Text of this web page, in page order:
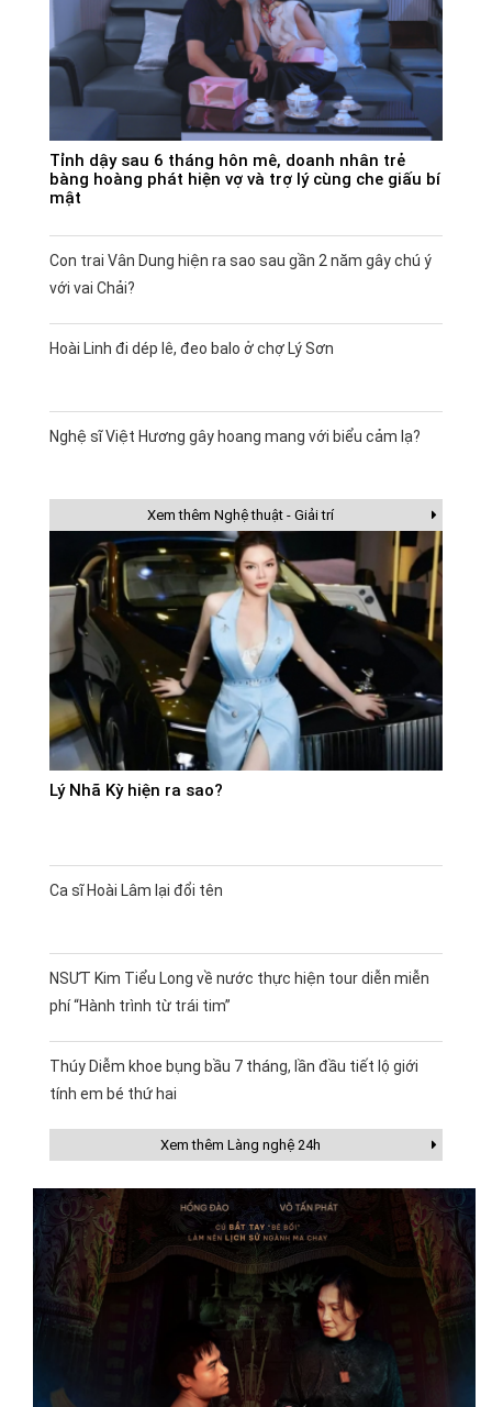
Tỉnh dậy sau 6 tháng hôn mê, doanh nhân trẻ
bàng hoàng phát hiện vợ và trợ lý cùng che giấu bí
mật
Con trai Vân Dung hiện ra sao sau gần 2 năm gây chú ý
với vai Chải?
Hoài Linh đi dép lê, đeo balo ở chợ Lý Sơn
Nghệ sĩ Việt Hương gây hoang mang với biểu cảm lạ?
Xem thêm Nghệ thuật - Giải trí
Lý Nhã Kỳ hiện ra sao?
Ca sĩ Hoài Lâm lại đổi tên
NSƯT Kim Tiểu Long về nước thực hiện tour diễn miễn
phí “Hành trình từ trái tim”
Thúy Diễm khoe bụng bầu 7 tháng, lần đầu tiết lộ giới
tính em bé thứ hai
Xem thêm Làng nghệ 24h